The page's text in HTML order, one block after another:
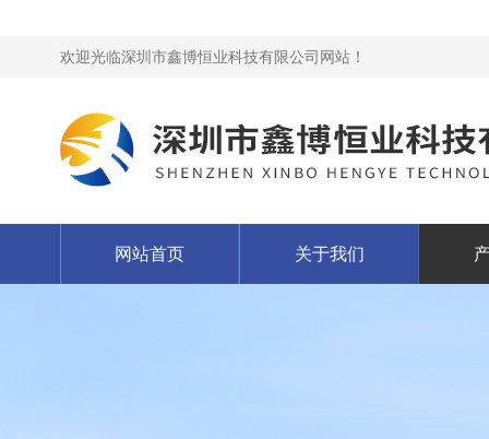
欢迎光临深圳市鑫博恒业科技有限公司网站！
网站首页 关于我们